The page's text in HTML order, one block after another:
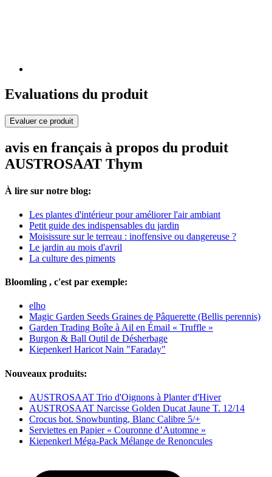
Evaluations du produit
Evaluer ce produit
avis en français à propos du produit
AUSTROSAAT Thym
À lire sur notre blog:
Les plantes d'intérieur pour améliorer l'air ambiant
Petit guide des indispensables du jardin
Moisissure sur le terreau : inoffensive ou dangereuse ?
Le jardin au mois d'avril
La culture des piments
Bloomling , c'est par exemple:
elho
Magic Garden Seeds Graines de Pâquerette (Bellis perennis)
Garden Trading Boîte à Ail en Émail « Truffle »
Burgon & Ball Outil de Désherbage
Kiepenkerl Haricot Nain "Faraday"
Nouveaux produits:
AUSTROSAAT Trio d'Oignons à Planter d'Hiver
AUSTROSAAT Narcisse Golden Ducat Jaune T. 12/14
Crocus bot. Snowbunting, Blanc Calibre 5/+
Serviettes en Papier « Couronne d’Automne »
Kiepenkerl Méga-Pack Mélange de Renoncules